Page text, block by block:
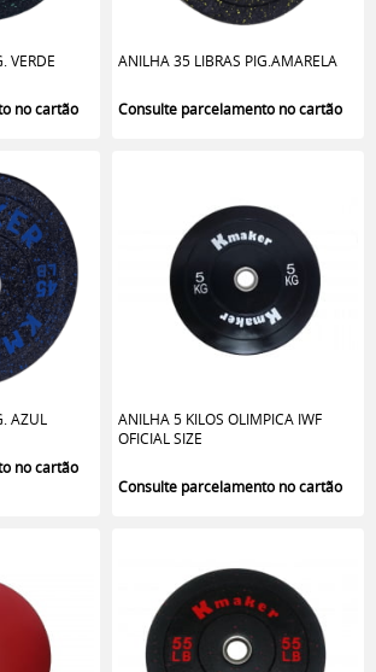
VERDE ANILHA 35 LIBRAS PIG.AMARELA
AZUL
ANILHA 5 KILOS OLIMPICA IWF
OFICIAL SIZE